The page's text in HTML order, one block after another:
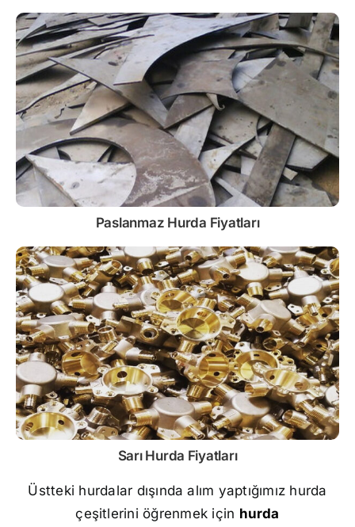
Paslanmaz Hurda Fiyatları
Sarı Hurda Fiyatları
Üstteki hurdalar dışında alım yaptığımız hurda
çeşitlerini öğrenmek için hurda